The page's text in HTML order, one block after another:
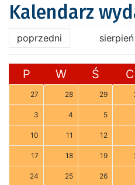
Kalendarz
poprzedni
P W Ś C
27 28 29
3 4 5
10 11 12
17 18 19
24 25 26